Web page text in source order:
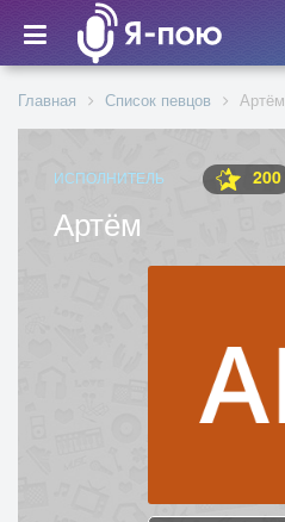
Главная Список певцов Артём
ИСПОЛНИТЕЛЬ 200
Артём